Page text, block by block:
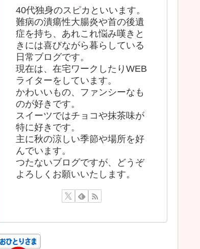
40代独身のスピカといいます。
難病の潰瘍性大腸炎や首の後遺
症を持ち、あれこれ悩み嘆きと
きには喜びながら暮らしている
日常ブログです。
現在は、在宅ワークしたりWEB
ライターをしています。
かわいいもの、ファンシーなも
のが好きです。
スイーツではチョコや抹茶味が
特に好きです。
主に秋の涼しい季節や場所を好
んでいます。
つたないブログですが、どうぞ
よろしくお願いいたします。